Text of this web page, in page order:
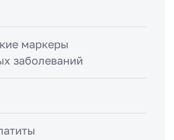
маркеры
заболеваний